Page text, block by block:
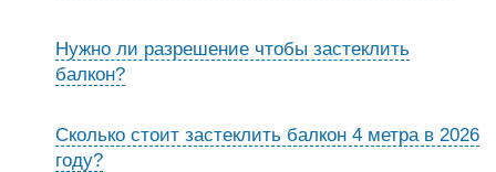
Нужно ли разрешение чтобы застеклить
балкон?
Сколько стоит застеклить балкон 4 метра в 2026
году?